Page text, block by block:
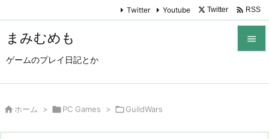
まみむめも
ゲームのプレイ日記とか

Twitter Youtube Twitter  RSS
 ホーム > PC Games > GuildWars